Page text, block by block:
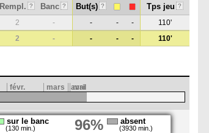
Rempl. ? Banc ? But(s) ? Tps jeu ?
2 - - - -
110'
2 - - - - 110'
févr. mars avril
mai
sur le banc
(130 min.) 96% absent
(3930 min.)